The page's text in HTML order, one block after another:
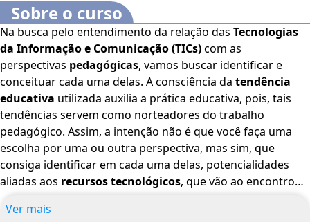
Sobre o curso
Na busca pelo entendimento da relação das Tecnologias
da Informação e Comunicação (TICs)com as
perspectivas pedagógicas, vamos buscar identificar e
conceituar cada uma delas. A consciência da tendência
educativa utilizada auxilia a prática educativa, pois, tais
tendências servem como norteadores do trabalho
pedagógico. Assim, a intenção não é que você faça uma
escolha por uma ou outra perspectiva, mas sim, que
consiga identificar em cada uma delas, potencialidades
aliadas aos recursos tecnológicos, que vão ao encontro
Ver mais